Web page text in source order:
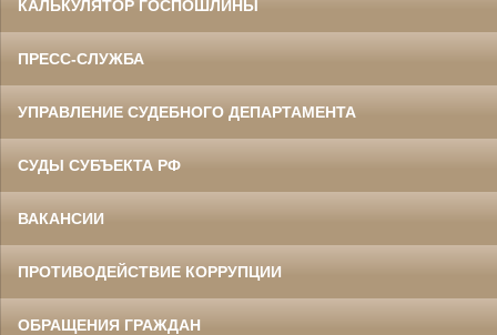
КАЛЬКУЛЯТОР ГОСПОШЛИНЫ
ПРЕСС-СЛУЖБА
УПРАВЛЕНИЕ СУДЕБНОГО ДЕПАРТАМЕНТА
СУДЫ СУБЪЕКТА РФ
ВАКАНСИИ
ПРОТИВОДЕЙСТВИЕ КОРРУПЦИИ
ОБРАЩЕНИЯ ГРАЖДАН